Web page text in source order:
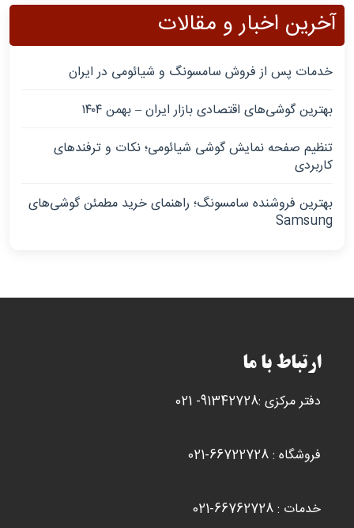
آخرین اخبار و مقالات
خدمات پس از فروش سامسونگ و شیائومی در ایران
بهترین گوشی‌های اقتصادی بازار ایران – بهمن ۱۴۰۴
تنظیم صفحه نمایش گوشی شیائومی؛ نکات و ترفندهای
کاربردی
بهترین فروشنده سامسونگ؛ راهنمای خرید مطمئن گوشی‌های
Samsung
ارتباط با ما
دفتر مرکزی :91342728- 021
فروشگاه : 66722728-021
خدمات : 66762728-021